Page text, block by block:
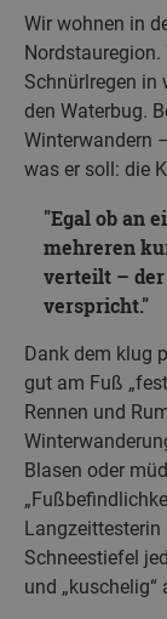
Wir wohnen in
Nordstauregion.
Schnürlregen in
den Waterbug.
Winterwandern
was er soll: die
Egal ob an
mehreren
verteilt – der
verspricht.
Dank dem klug
gut am Fuß
Rennen und
Blasen oder
Langzeittesterin
Schneestiefel
und